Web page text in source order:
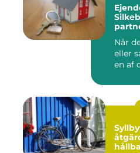
Når
eller
en af